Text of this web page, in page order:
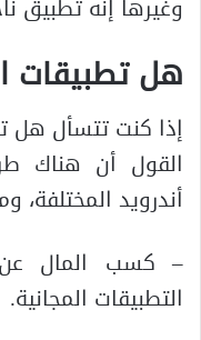
وغيرها إنه تطبيق
هل تطبيقات
إذا كنت تتسأل هل
القول أن هناك
أندرويد المختلفة،
– كسب المال عن
التطبيقات المجانية.